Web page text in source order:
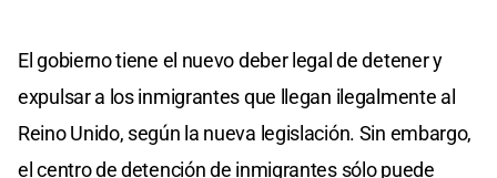
El gobierno tiene el nuevo deber legal de detener y
expulsar a los inmigrantes que llegan ilegalmente al
Reino Unido, según la nueva legislación. Sin embargo,
el centro de detención de inmigrantes sólo puede